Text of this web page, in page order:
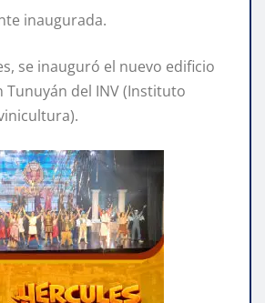
inaugurada.
se inauguró el nuevo edificio
Tunuyán del INV (Instituto